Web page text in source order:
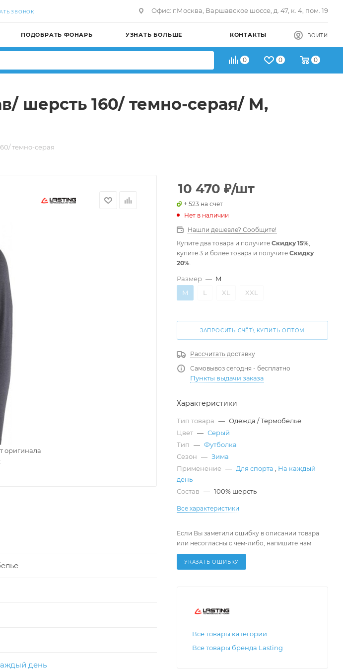
ЗВОНОК Офис: г.Москва, Варшавское шоссе, д. 47, к. 4, пом. 19
ПОДОБРАТЬ ФОНАРЬ УЗНАТЬ БОЛЬШЕ КОНТАКТЫ ВОЙТИ
0 0 0
шерсть 160/ темно-серая/ M,
темно-серая
оригинала
день
10 470 ₽/шт
+ 523 на счет
Нет в наличии
Нашли дешевле? Сообщите!
Купите два товара и получите Скидку 15%
купите 3 и более товара и получите Скидку
20%
Размер — M
M
L XL XXL
ЗАПРОСИТЬ СЧЁТ\ КУПИТЬ ОПТОМ
Рассчитать доставку
Самовывоз сегодня - бесплатно
Пункты выдачи заказа
Характеристики
Тип товара — Одежда / Термобелье
Цвет — Серый
Тип — Футболка
Сезон — Зима
Применение — Для спорта
На каждый
день
Состав — 100% шерсть
Все характеристики
Если Вы заметили ошибку в описании товара
или несогласны с чем-либо, напишите нам
УКАЗАТЬ ОШИБКУ
Все товары категории
Все товары бренда Lasting